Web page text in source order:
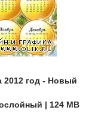
2012 год - Новый
| 124 MB